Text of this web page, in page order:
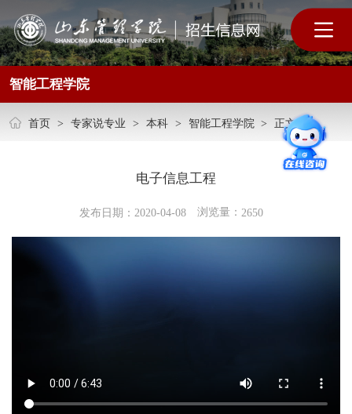
智能工程学院
首页 > 专家说专业 > 本科 > 智能工程学院 > 正文
电子信息工程
发布日期：2020-04-08 浏览量： 2650